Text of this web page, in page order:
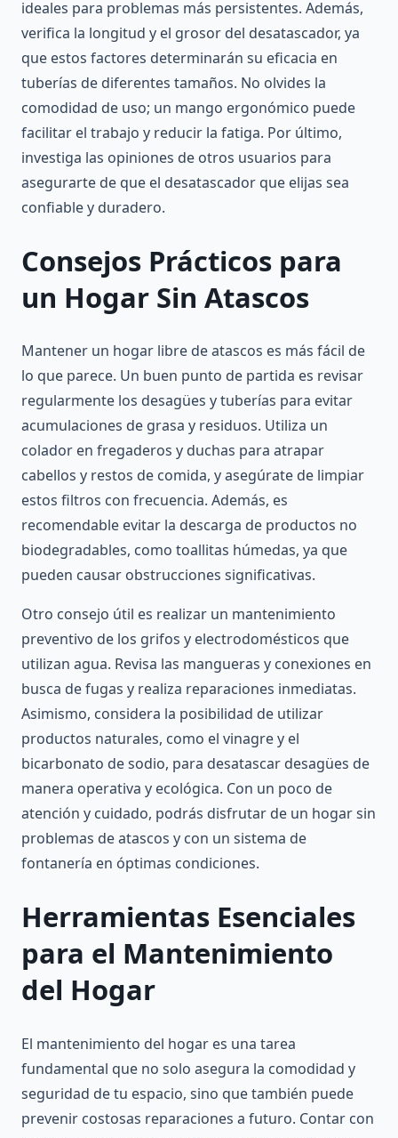
ideales para problemas más persistentes. Además,
verifica la longitud y el grosor del desatascador, ya
que estos factores determinarán su eficacia en
tuberías de diferentes tamaños. No olvides la
comodidad de uso; un mango ergonómico puede
facilitar el trabajo y reducir la fatiga. Por último,
investiga las opiniones de otros usuarios para
asegurarte de que el desatascador que elijas sea
confiable y duradero.
Consejos Prácticos para
un Hogar Sin Atascos
Mantener un hogar libre de atascos es más fácil de
lo que parece. Un buen punto de partida es revisar
regularmente los desagües y tuberías para evitar
acumulaciones de grasa y residuos. Utiliza un
colador en fregaderos y duchas para atrapar
cabellos y restos de comida, y asegúrate de limpiar
estos filtros con frecuencia. Además, es
recomendable evitar la descarga de productos no
biodegradables, como toallitas húmedas, ya que
pueden causar obstrucciones significativas.
Otro consejo útil es realizar un mantenimiento
preventivo de los grifos y electrodomésticos que
utilizan agua. Revisa las mangueras y conexiones en
busca de fugas y realiza reparaciones inmediatas.
Asimismo, considera la posibilidad de utilizar
productos naturales, como el vinagre y el
bicarbonato de sodio, para desatascar desagües de
manera operativa y ecológica. Con un poco de
atención y cuidado, podrás disfrutar de un hogar sin
problemas de atascos y con un sistema de
fontanería en óptimas condiciones.
Herramientas Esenciales
para el Mantenimiento
del Hogar
El mantenimiento del hogar es una tarea
fundamental que no solo asegura la comodidad y
seguridad de tu espacio, sino que también puede
prevenir costosas reparaciones a futuro. Contar con